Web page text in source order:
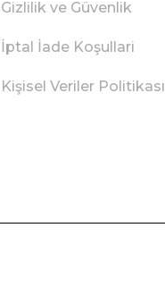
Gizlilik ve Güvenlik
İptal İade Koşullari
Kişisel Veriler Politikası